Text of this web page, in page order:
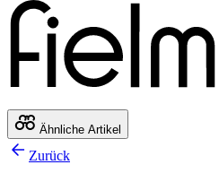
Ähnliche Artikel
Zurück